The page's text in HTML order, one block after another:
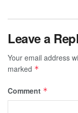
Leave a
Your email address
marked *
Comment *